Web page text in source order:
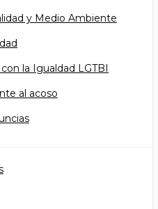
y Medio Ambiente
la Igualdad LGTBI
al acoso